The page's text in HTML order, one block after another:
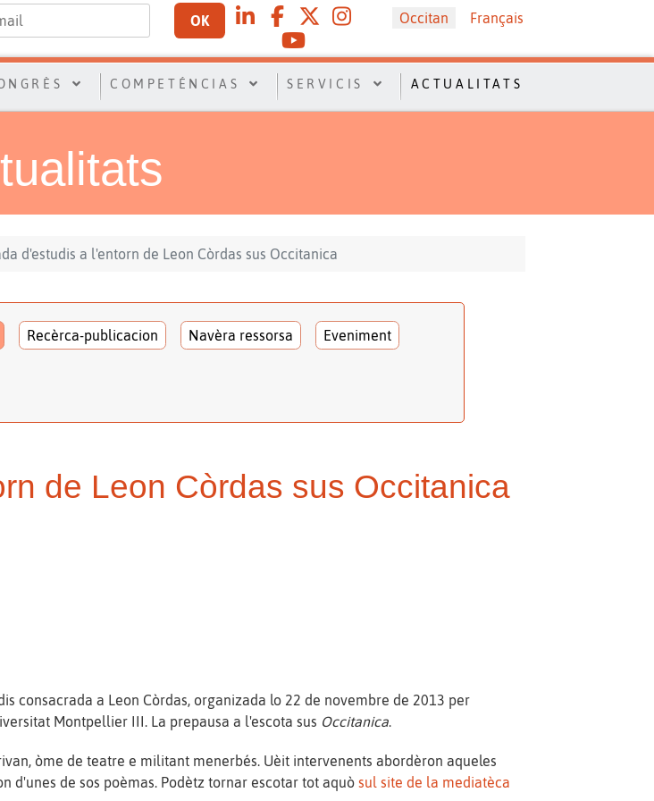
OK Sélectionnez votre langue
Occitan Français
COMPETÉNCIAS SERVICIS ACTUALITATS
d'estudis a l'entorn de Leon Còrdas sus Occitanica
Recèrca-publicacion Navèra ressorsa Eveniment
de Leon Còrdas sus Occitanica
consacrada a Leon Còrdas, organizada lo 22 de novembre de 2013 per
Montpellier III. La prepausa a l'escota sus Occitanica
òme de teatre e militant menerbés. Uèit intervenents abordèron aqueles
d'unes de sos poèmas. Podètz tornar escotar tot aquòsul site de la mediatèca